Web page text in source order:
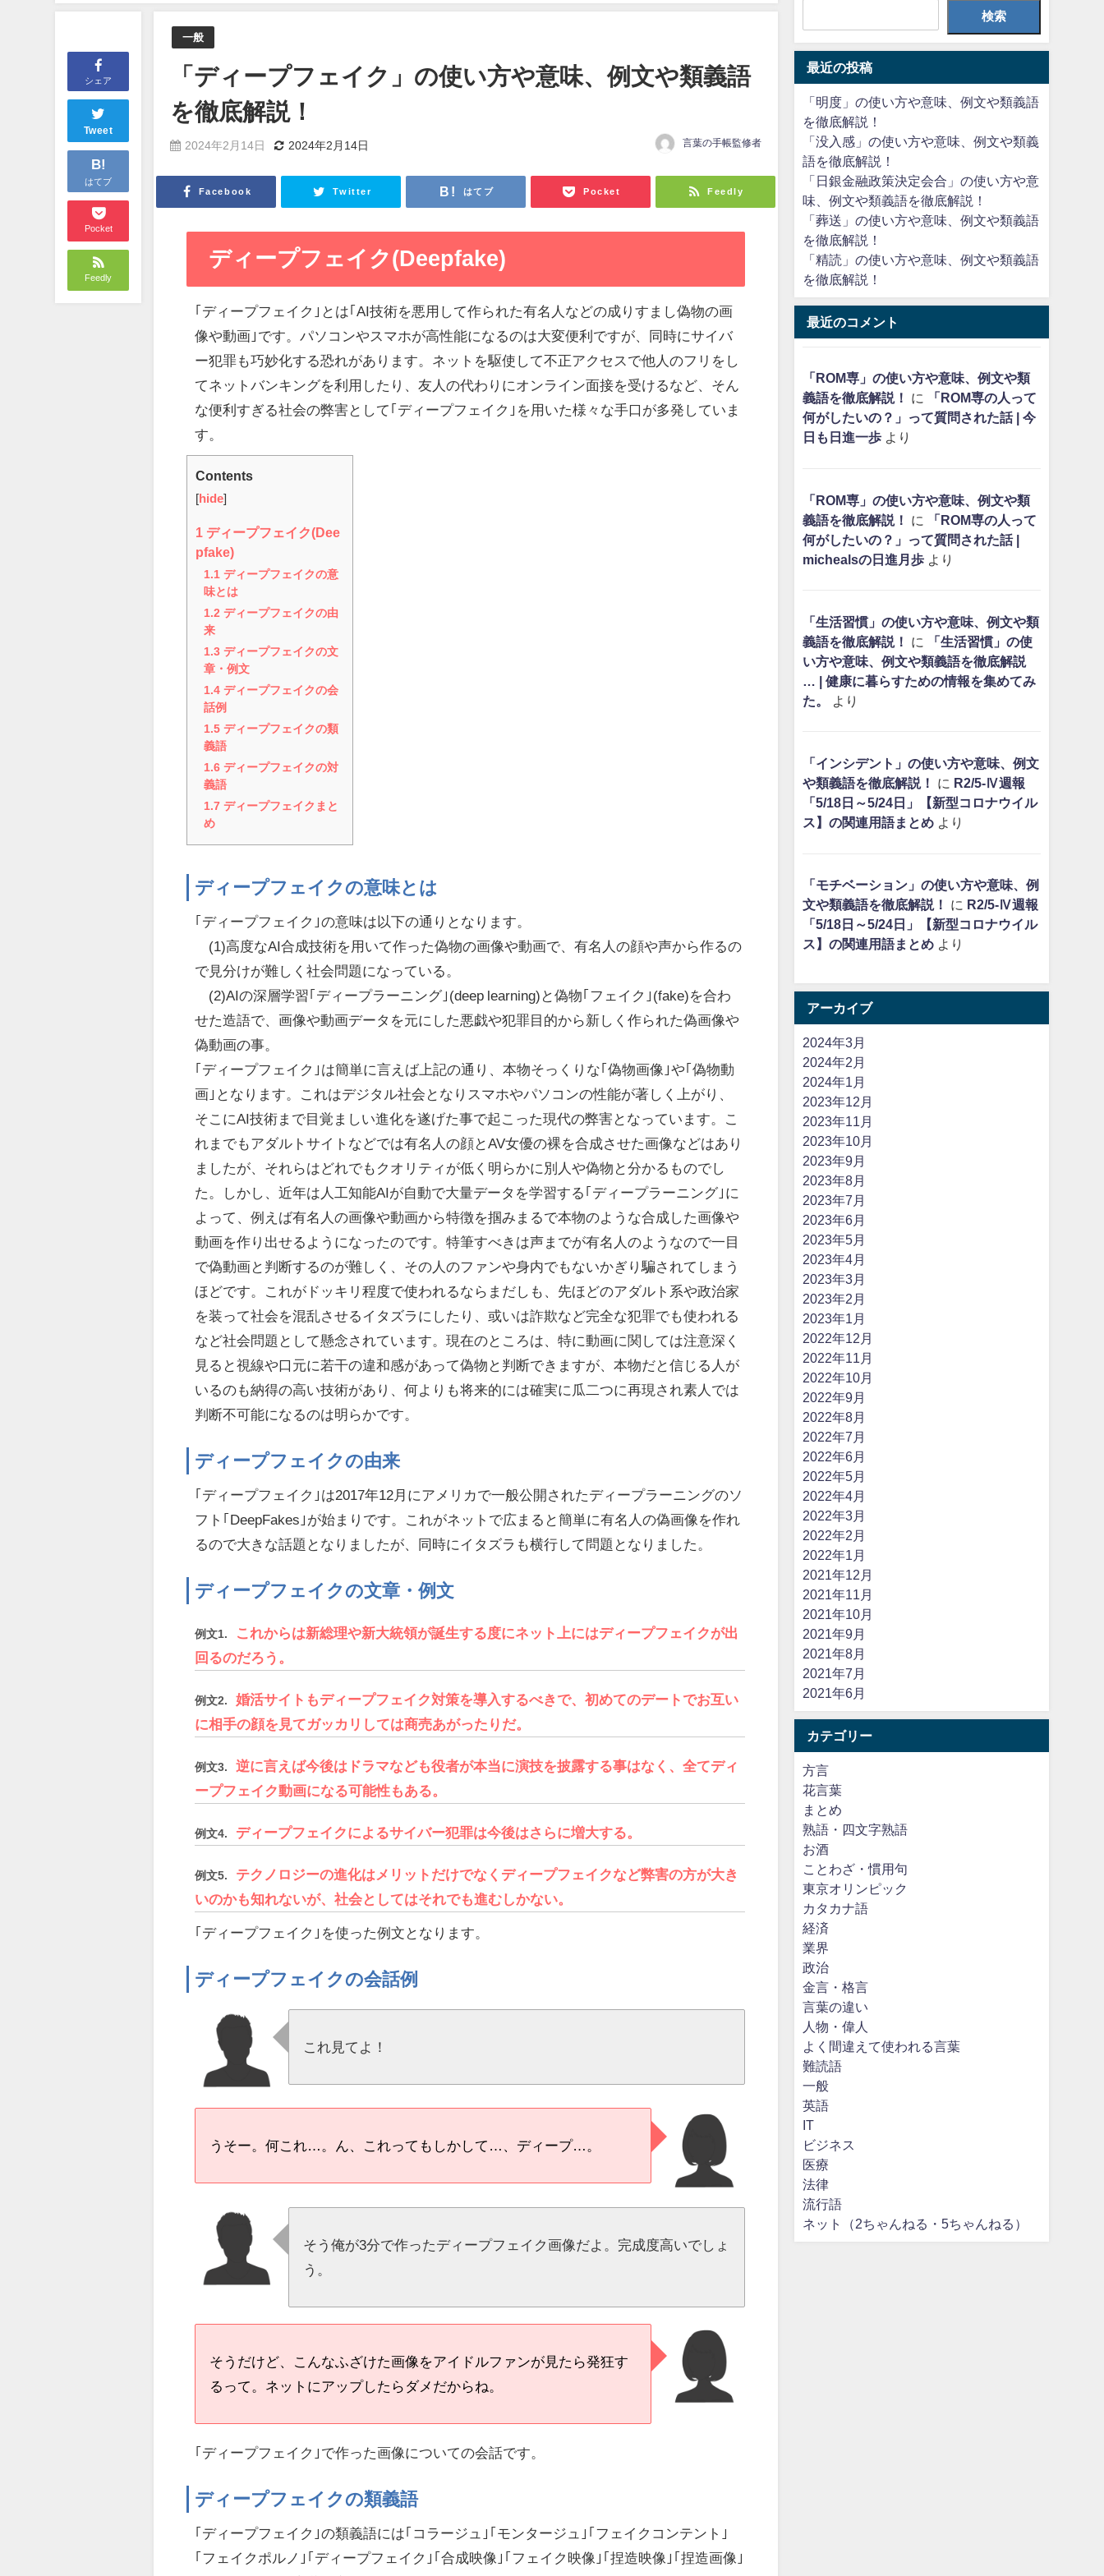
シェア
Tweet
B!
はてブ
Pocket
Feedly
一般
「ディープフェイク」の使い方や意味、例文や類義語
を徹底解説！
2024年2月14日 2024年2月14日 言葉の手帳監修者
Facebook Twitter はてブ Pocket Feedly
ディープフェイク(Deepfake)
｢ディープフェイク｣とは｢AI技術を悪用して作られた有名人などの成りすまし偽物の画
像や動画｣です。パソコンやスマホが高性能になるのは大変便利ですが、同時にサイバ
ー犯罪も巧妙化する恐れがあります。ネットを駆使して不正アクセスで他人のフリをし
てネットバンキングを利用したり、友人の代わりにオンライン面接を受けるなど、そん
な便利すぎる社会の弊害として｢ディープフェイク｣を用いた様々な手口が多発していま
す。
Contents
[ hide]
1
ディープフェイク(Dee
pfake)
1.1 ディープフェイクの意
味とは
1.2 ディープフェイクの由
来
1.3 ディープフェイクの文
章・例文
1.4 ディープフェイクの会
話例
1.5 ディープフェイクの類
義語
1.6 ディープフェイクの対
義語
1.7 ディープフェイクまと
め
ディープフェイクの意味とは
｢ディープフェイク｣の意味は以下の通りとなります。
(1)高度なAI合成技術を用いて作った偽物の画像や動画で、有名人の顔や声から作るの
で見分けが難しく社会問題になっている。
(2)AIの深層学習｢ディープラーニング｣(deep learning)と偽物｢フェイク｣(fake)を合わ
せた造語で、画像や動画データを元にした悪戯や犯罪目的から新しく作られた偽画像や
偽動画の事。
｢ディープフェイク｣は簡単に言えば上記の通り、本物そっくりな｢偽物画像｣や｢偽物動
画｣となります。これはデジタル社会となりスマホやパソコンの性能が著しく上がり、
そこにAI技術まで目覚ましい進化を遂げた事で起こった現代の弊害となっています。こ
れまでもアダルトサイトなどでは有名人の顔とAV女優の裸を合成させた画像などはあり
ましたが、それらはどれでもクオリティが低く明らかに別人や偽物と分かるものでし
た。しかし、近年は人工知能AIが自動で大量データを学習する｢ディープラーニング｣に
よって、例えば有名人の画像や動画から特徴を掴みまるで本物のような合成した画像や
動画を作り出せるようになったのです。特筆すべきは声までが有名人のようなので一目
で偽動画と判断するのが難しく、その人のファンや身内でもないかぎり騙されてしまう
ほどです。これがドッキリ程度で使われるならまだしも、先ほどのアダルト系や政治家
を装って社会を混乱させるイタズラにしたり、或いは詐欺など完全な犯罪でも使われる
など社会問題として懸念されています。現在のところは、特に動画に関しては注意深く
見ると視線や口元に若干の違和感があって偽物と判断できますが、本物だと信じる人が
いるのも納得の高い技術があり、何よりも将来的には確実に瓜二つに再現され素人では
判断不可能になるのは明らかです。
ディープフェイクの由来
｢ディープフェイク｣は2017年12月にアメリカで一般公開されたディープラーニングのソ
フト｢DeepFakes｣が始まりです。これがネットで広まると簡単に有名人の偽画像を作れ
るので大きな話題となりましたが、同時にイタズラも横行して問題となりました。
ディープフェイクの文章・例文
例文1.
これからは新総理や新大統領が誕生する度にネット上にはディープフェイクが出
回るのだろう。
例文2.
婚活サイトもディープフェイク対策を導入するべきで、初めてのデートでお互い
に相手の顔を見てガッカリしては商売あがったりだ。
例文3.
逆に言えば今後はドラマなども役者が本当に演技を披露する事はなく、全てディ
ープフェイク動画になる可能性もある。
例文4. ディープフェイクによるサイバー犯罪は今後はさらに増大する。
例文5.
テクノロジーの進化はメリットだけでなくディープフェイクなど弊害の方が大き
いのかも知れないが、社会としてはそれでも進むしかない。
｢ディープフェイク｣を使った例文となります。
ディープフェイクの会話例
これ見てよ！
うそー。何これ…。ん、これってもしかして…、ディープ…。
そう俺が3分で作ったディープフェイク画像だよ。完成度高いでしょ
う。
そうだけど、こんなふざけた画像をアイドルファンが見たら発狂す
るって。ネットにアップしたらダメだからね。
｢ディープフェイク｣で作った画像についての会話です。
ディープフェイクの類義語
｢ディープフェイク｣の類義語には｢コラージュ｣｢モンタージュ｣｢フェイクコンテント｣
｢フェイクポルノ｣｢ディープフェイク｣｢合成映像｣｢フェイク映像｣｢捏造映像｣｢捏造画像｣
検索
最近の投稿
「明度」の使い方や意味、例文や類義語
を徹底解説！
「没入感」の使い方や意味、例文や類義
語を徹底解説！
「日銀金融政策決定会合」の使い方や意
味、例文や類義語を徹底解説！
「葬送」の使い方や意味、例文や類義語
を徹底解説！
「精読」の使い方や意味、例文や類義語
を徹底解説！
最近のコメント
「ROM専」の使い方や意味、例文や類
義語を徹底解説！
に
「ROM専の人って
何がしたいの？」って質問された話 | 今
日も日進一歩より
「ROM専」の使い方や意味、例文や類
義語を徹底解説！
に
「ROM専の人って
何がしたいの？」って質問された話 |
michealsの日進月歩より
「生活習慣」の使い方や意味、例文や類
義語を徹底解説！
に
「生活習慣」の使
い方や意味、例文や類義語を徹底解説
… | 健康に暮らすための情報を集めてみ
た。
より
「インシデント」の使い方や意味、例文
や類義語を徹底解説！
に R2/5-Ⅳ週報
「5/18日～5/24日」【新型コロナウイル
ス】の関連用語まとめより
「モチベーション」の使い方や意味、例
文や類義語を徹底解説！
に R2/5-Ⅳ週報
「5/18日～5/24日」【新型コロナウイル
ス】の関連用語まとめより
アーカイブ
2024年3月
2024年2月
2024年1月
2023年12月
2023年11月
2023年10月
2023年9月
2023年8月
2023年7月
2023年6月
2023年5月
2023年4月
2023年3月
2023年2月
2023年1月
2022年12月
2022年11月
2022年10月
2022年9月
2022年8月
2022年7月
2022年6月
2022年5月
2022年4月
2022年3月
2022年2月
2022年1月
2021年12月
2021年11月
2021年10月
2021年9月
2021年8月
2021年7月
2021年6月
カテゴリー
方言
花言葉
まとめ
熟語・四文字熟語
お酒
ことわざ・慣用句
東京オリンピック
カタカナ語
経済
業界
政治
金言・格言
言葉の違い
人物・偉人
よく間違えて使われる言葉
難読語
一般
英語
IT
ビジネス
医療
法律
流行語
ネット（2ちゃんねる・5ちゃんねる）